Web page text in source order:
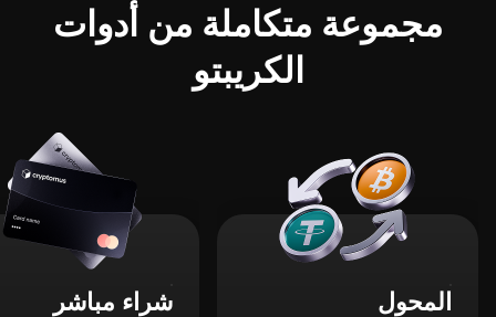
مجموعة متكاملة من أدوات
الكريبتو
المحول شراء مباشر